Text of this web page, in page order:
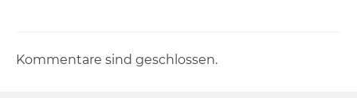
Kommentare sind geschlossen.